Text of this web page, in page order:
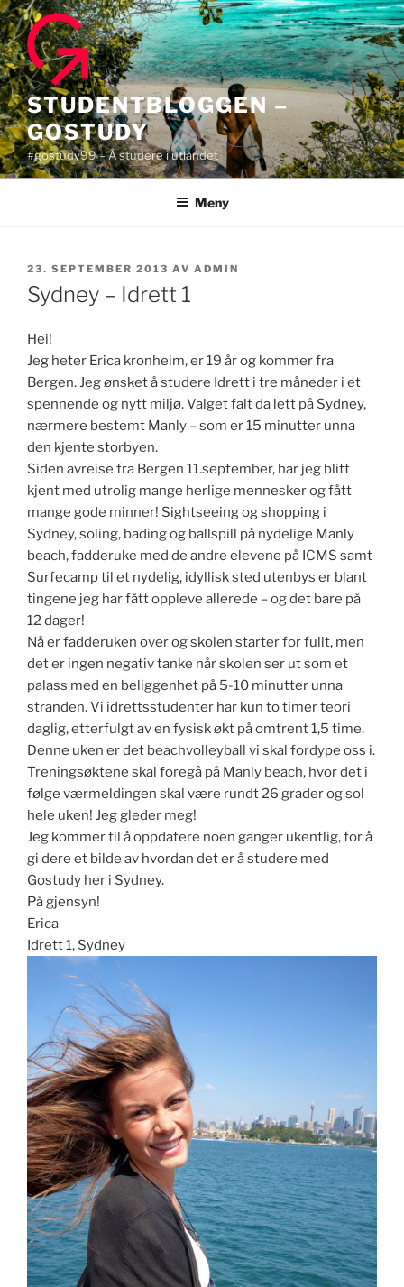
Gå
til
innhold
STUDENTBLOGGEN –
GOSTUDY
#gostudy99 – Å studere i utlandet
Meny
PUBLISERT
23. SEPTEMBER 2013 AV ADMIN
Sydney – Idrett 1
Hei!
Jeg heter Erica kronheim, er 19 år og kommer fra
Bergen. Jeg ønsket å studere Idrett i tre måneder i et
spennende og nytt miljø. Valget falt da lett på Sydney,
nærmere bestemt Manly – som er 15 minutter unna
den kjente storbyen.
Siden avreise fra Bergen 11.september, har jeg blitt
kjent med utrolig mange herlige mennesker og fått
mange gode minner! Sightseeing og shopping i
Sydney, soling, bading og ballspill på nydelige Manly
beach, fadderuke med de andre elevene på ICMS samt
Surfecamp til et nydelig, idyllisk sted utenbys er blant
tingene jeg har fått oppleve allerede – og det bare på
12 dager!
Nå er fadderuken over og skolen starter for fullt, men
det er ingen negativ tanke når skolen ser ut som et
palass med en beliggenhet på 5-10 minutter unna
stranden. Vi idrettsstudenter har kun to timer teori
daglig, etterfulgt av en fysisk økt på omtrent 1,5 time.
Denne uken er det beachvolleyball vi skal fordype oss i.
Treningsøktene skal foregå på Manly beach, hvor det i
følge værmeldingen skal være rundt 26 grader og sol
hele uken! Jeg gleder meg!
Jeg kommer til å oppdatere noen ganger ukentlig, for å
gi dere et bilde av hvordan det er å studere med
Gostudy her i Sydney.
På gjensyn!
Erica
Idrett 1, Sydney